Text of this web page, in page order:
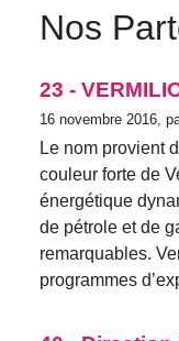
Nos
23 -
16 novembre 2016,
Le nom provient
couleur forte de
énergétique
de pétrole et de
remarquables.
programmes